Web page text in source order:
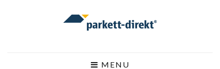
MENU